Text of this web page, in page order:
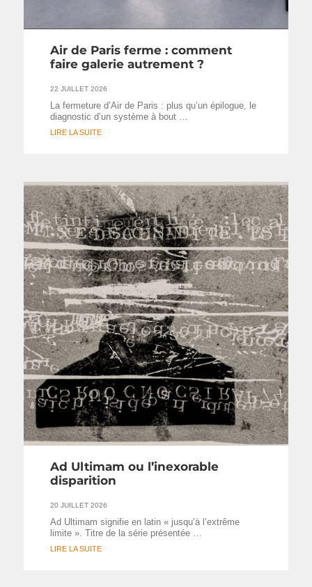
Air de Paris ferme : comment
faire galerie autrement ?
22 JUILLET 2026
La fermeture d’Air de Paris : plus qu’un épilogue, le
diagnostic d’un système à bout …
LIRE LA SUITE
Ad Ultimam ou l’inexorable
disparition
20 JUILLET 2026
Ad Ultimam signifie en latin « jusqu’à l’extrême
limite ». Titre de la série présentée …
LIRE LA SUITE